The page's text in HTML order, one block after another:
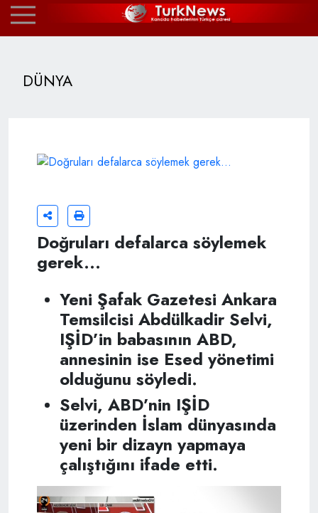
DÜNYA
Doğruları defalarca söylemek
gerek...
Yeni Şafak Gazetesi Ankara
Temsilcisi Abdülkadir Selvi,
IŞİD’in babasının ABD,
annesinin ise Esed yönetimi
olduğunu söyledi.
Selvi, ABD’nin IŞİD
üzerinden İslam dünyasında
yeni bir dizayn yapmaya
çalıştığını ifade etti.